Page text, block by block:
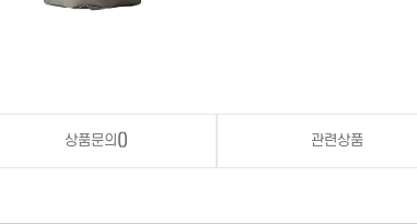
상품문의 () 관련상품